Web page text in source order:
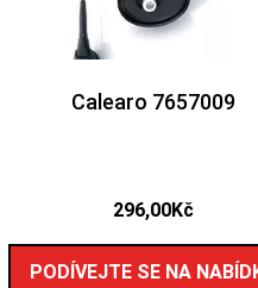
Calearo 7657009
296,00Kč
PODÍVEJTE SE NA